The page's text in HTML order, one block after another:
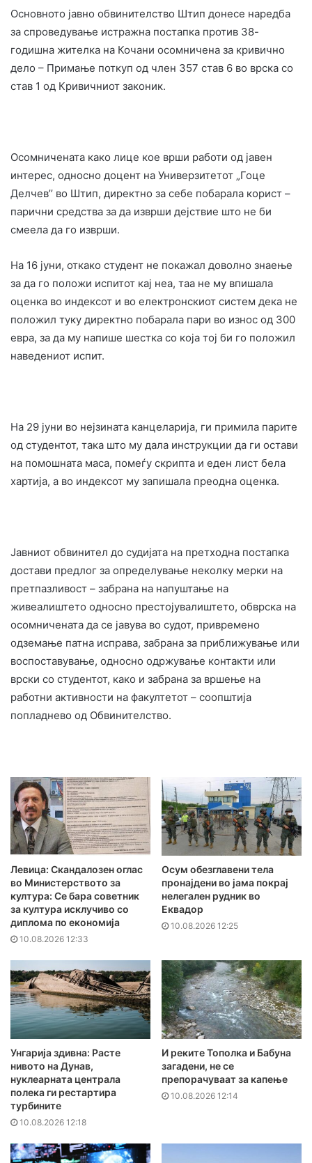
Основното јавно обвинителство Штип донесе наредба
за спроведување истражна постапка против 38-
годишна жителка на Кочани осомничена за кривично
дело – Примање поткуп од член 357 став 6 во врска со
став 1 од Кривичниот законик.
Осомничената како лице кое врши работи од јавен
интерес, односно доцент на Универзитетот „Гоце
Делчев’’ во Штип, директно за себе побарала корист –
парични средства за да изврши дејствие што не би
смеела да го изврши.
На 16 јуни, откако студент не покажал доволно знаење
за да го положи испитот кај неа, таа не му впишала
оценка во индексот и во електронскиот систем дека не
положил туку директно побарала пари во износ од 300
евра, за да му напише шестка со која тој би го положил
наведениот испит.
На 29 јуни во нејзината канцеларија, ги примила парите
од студентот, така што му дала инструкции да ги остави
на помошната маса, помеѓу скрипта и еден лист бела
хартија, а во индексот му запишала преодна оценка.
Јавниот обвинител до судијата на претходна постапка
достави предлог за определување неколку мерки на
претпазливост – забрана на напуштање на
живеалиштето односно престојувалиштето, обврска на
осомничената да се јавува во судот, привремено
одземање патна исправа, забрана за приближување или
воспоставување, односно одржување контакти или
врски со студентот, како и забрана за вршење на
работни активности на факултетот – соопштија
попладнево од Обвинителство.
Левица: Скандалозен оглас
во Министерството за
култура: Се бара советник
за култура исклучиво со
диплома по економија
10.08.2026 12:33
Осум обезглавени тела
пронајдени во јама покрај
нелегален рудник во
Еквадор
10.08.2026 12:25
Унгарија здивна: Расте
нивото на Дунав,
нуклеарната централа
полека ги рестартира
турбините
10.08.2026 12:18
И реките Тополка и Бабуна
загадени, не се
препорачуваат за капење
10.08.2026 12:14